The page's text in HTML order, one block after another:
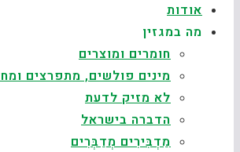
אודות
מה במגזין
חומרים ומוצרים
מינים פולשים, מתפרצים
לא מזיק לדעת
הדברה בישראל
מַדְבִּירִים מְדַבְּרִים